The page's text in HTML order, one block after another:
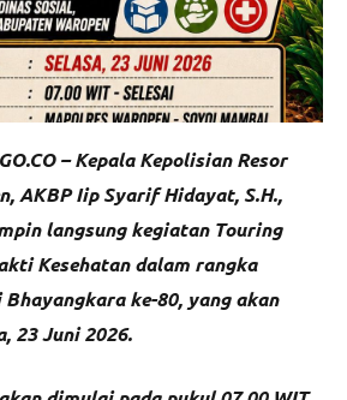
– Kepala Kepolisian Resor
AKBP Iip Syarif Hidayat, S.H.,
langsung kegiatan Touring
Kesehatan dalam rangka
ke-80, yang akan
23 Juni 2026.